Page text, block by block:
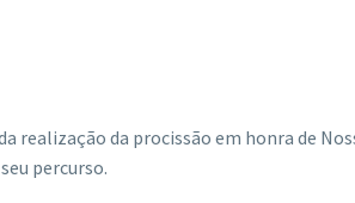
realização da procissão em honra de
percurso.